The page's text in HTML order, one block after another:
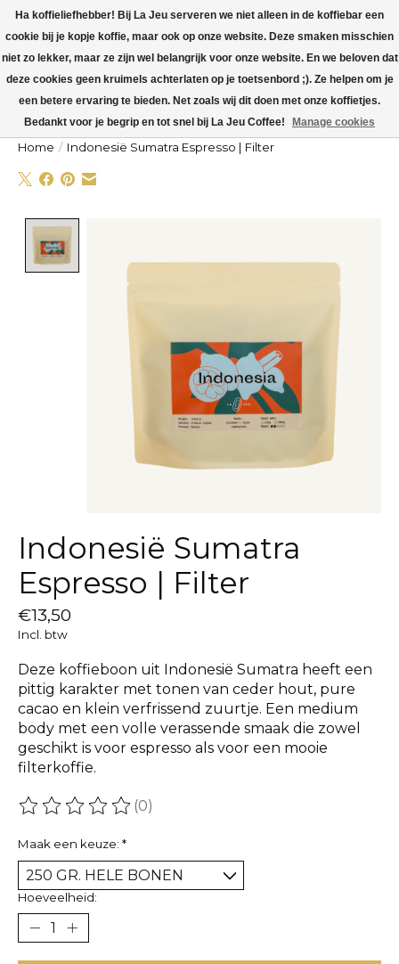
La Jeu is dicht v.a maandag 27 juli t/m zondag 9 augustus. Op maandag 10
augustus worden alle koffieorders verzonden!
Home / Indonesië Sumatra Espresso | Filter
Indonesië Sumatra
Espresso | Filter
€13,50
Incl. btw
Deze koffieboon uit Indonesië Sumatra heeft een
pittig karakter met tonen van ceder hout, pure
cacao en klein verfrissend zuurtje. Een medium
body met een volle verassende smaak die zowel
geschikt is voor espresso als voor een mooie
filterkoffie.
De beoordeling van dit product is
(0)
Maak een keuze: *
Hoeveelheid:
Ha koffieliefhebber! Bij La Jeu serveren we niet alleen in de koffiebar een
cookie bij je kopje koffie, maar ook op onze website. Deze smaken misschien
niet zo lekker, maar ze zijn wel belangrijk voor onze website. En we beloven dat
deze cookies geen kruimels achterlaten op je toetsenbord ;). Ze helpen om je
een betere ervaring te bieden. Net zoals wij dit doen met onze koffietjes.
Bedankt voor je begrip en tot snel bij La Jeu Coffee!
Manage cookies